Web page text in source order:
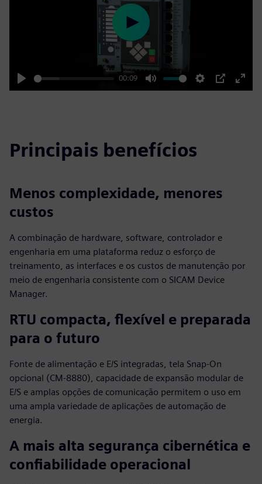
Play
00:09
Mute Settings
PIP
Enter
Play
Principais benefícios
Menos complexidade, menores
custos
A combinação de hardware, software, controlador e
engenharia em uma plataforma reduz o esforço de
treinamento, as interfaces e os custos de manutenção por
meio de engenharia consistente com o SICAM Device
Manager.
RTU compacta, flexível e preparada
para o futuro
Fonte de alimentação e E/S integradas, tela Snap‑On
opcional (CM‑8880), capacidade de expansão modular de
E/S e amplas opções de comunicação permitem o uso em
uma ampla variedade de aplicações de automação de
energia.
A mais alta segurança cibernética e
confiabilidade operacional